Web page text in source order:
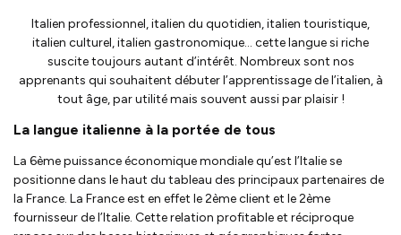
Italien professionnel, italien du quotidien, italien touristique,
italien culturel, italien gastronomique… cette langue si riche
suscite toujours autant d’intérêt. Nombreux sont nos
apprenants qui souhaitent débuter l’apprentissage de l’italien, à
tout âge, par utilité mais souvent aussi par plaisir !
La langue italienne à la portée de tous
La 6ème puissance économique mondiale qu’est l’Italie se
positionne dans le haut du tableau des principaux partenaires de
la France. La France est en effet le 2ème client et le 2ème
fournisseur de l’Italie. Cette relation profitable et réciproque